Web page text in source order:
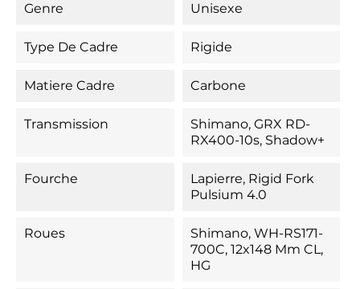
Genre Unisexe
Type De Cadre Rigide
Matiere Cadre Carbone
Transmission
Shimano, GRX RD-
RX400-10s, Shadow+
Fourche
Lapierre, Rigid Fork
Pulsium 4.0
Roues
Shimano, WH-RS171-
700C, 12x148 Mm CL,
HG